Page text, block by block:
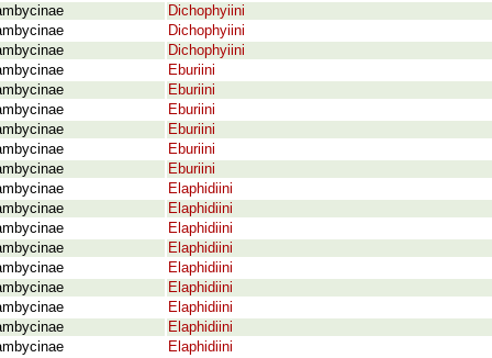
Dichophyiini
Dichophyiini
Dichophyiini
Eburiini
Eburiini
Eburiini
Eburiini
Eburiini
Eburiini
Elaphidiini
Elaphidiini
Elaphidiini
Elaphidiini
Elaphidiini
Elaphidiini
Elaphidiini
Elaphidiini
Elaphidiini